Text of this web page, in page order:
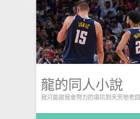
龍的同人小說
我只能說我會努力的填坑到天荒地老囧